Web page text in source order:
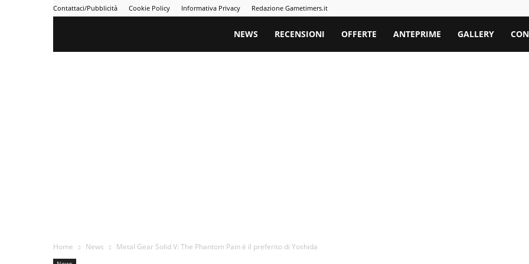
Contattaci/Pubblicità Cookie Policy Informativa Privacy Redazione Gametimers.it
Gametimers
NEWS RECENSIONI OFFERTE ANTEPRIME GALLERY
Home News Metal Gear Solid V: The Phantom Pain è il preferito di Yoshida